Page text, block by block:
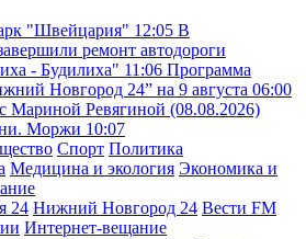
"Швейцария" 12:05 В
ремонт автодороги
- Будилиха" 11:06 Программа
Новгород 24” на 9 августа 06:00
Мариной Ревягиной (08.08.2026)
Моржи 10:07
Спорт Политика
Медицина и экология Экономика и
24 Нижний Новгород 24 Вести FM
Интернет-вещание